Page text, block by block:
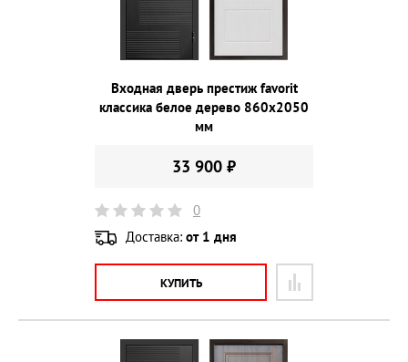
Входная дверь престиж favorit
классика белое дерево 860х2050
мм
33 900 ₽
0
Доставка: от 1 дня
КУПИТЬ